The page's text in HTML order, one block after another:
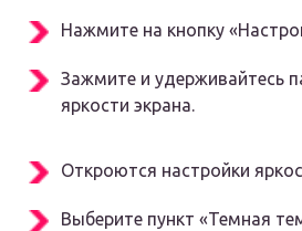
Нажмите на кнопку
Зажмите и удерживайтесь
яркости экрана.
Откроются настройки
Выберите пункт «Темная